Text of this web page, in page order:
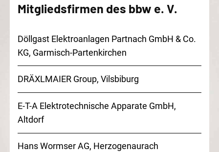
Mitgliedsfirmen des bbw e. V.
Döllgast Elektroanlagen Partnach GmbH & Co.
KG, Garmisch-Partenkirchen
DRÄXLMAIER Group, Vilsbiburg
E-T-A Elektrotechnische Apparate GmbH,
Altdorf
Hans Wormser AG, Herzogenaurach